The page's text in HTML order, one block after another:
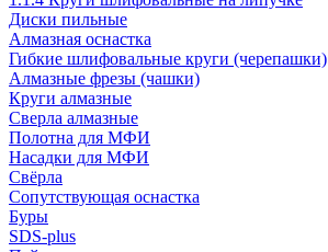
Диски пильные
Алмазная оснастка
Гибкие шлифовальные круги (черепашки)
Алмазные фрезы (чашки)
Круги алмазные
Сверла алмазные
Полотна для МФИ
Насадки для МФИ
Свёрла
Сопутствующая оснастка
Буры
SDS-plus